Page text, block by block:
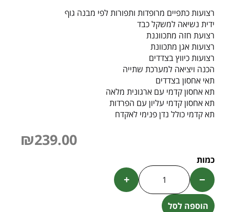
רצועות כתפיים מרופדות ותפורות לפי מבנה גוף
ידית נשיאה למשקל כבד
רצועת חזה מתכווננת
רצועות אגן מתכוונת
רצועות כיווץ בצדדים
הכנה ויציאה למערכת שתייה
תאי אחסון בצדדים
תא אחסון קדמי עם ארגונית מלאה
תא אחסון קדמי עליון עם הפרדות
תא קדמי כולל נדן פנימי לאקדח
₪239.00
−
+
הוספה לסל